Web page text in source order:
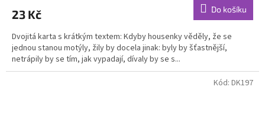
23 Kč Do košíku
Dvojitá karta s krátkým textem: Kdyby housenky věděly, že se
jednou stanou motýly, žily by docela jinak: byly by šťastnější,
netrápily by se tím, jak vypadají, dívaly by se s...
Kód: DK197